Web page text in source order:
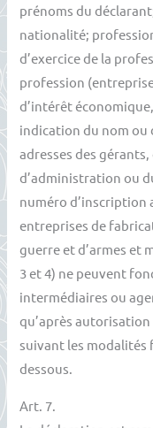
prénoms du
nationalité;
d’exercice de la
profession
d’intérêt
indication du nom ou
adresses des
d’administration ou
numéro d’inscription
entreprises de
guerre et d’armes et
3 et 4) ne peuvent
intermédiaires ou
qu’après
suivant les modalités
dessous.
Art. 7.